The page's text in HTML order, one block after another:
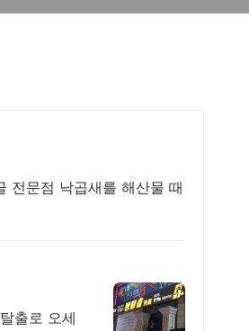
전문점 낙곱새를 해산물 때
출로 오세